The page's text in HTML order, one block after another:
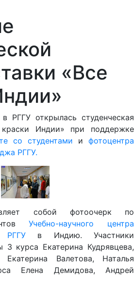
«Все
РГГУ открылась студенческая
Индии» при поддержке
со студентами и фотоцентра
РГГУ.
собой фотоочерк по
Учебно-научного центра
РГГУв Индию. Участники
3 курса Екатерина Кудрявцева,
Валетова, Наталья
Елена Демидова, Андрей